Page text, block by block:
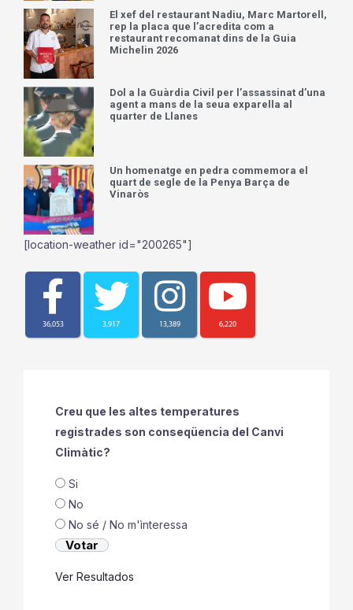
El xef del restaurant Nadiu, Marc Martorell,
rep la placa que l’acredita com a
restaurant recomanat dins de la Guia
Michelin 2026
Dol a la Guàrdia Civil per l’assassinat d’una
agent a mans de la seua exparella al
quarter de Llanes
Un homenatge en pedra commemora el
quart de segle de la Penya Barça de
Vinaròs
[location-weather id="200265"]
36,053 3,917 13,389 6,220
Creu que les altes temperatures
registrades son conseqüencia del Canvi
Climàtic?
Si
No
No sé / No m'ìnteressa
Ver Resultados